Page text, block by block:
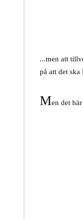
...men att
på att det ska
Men det